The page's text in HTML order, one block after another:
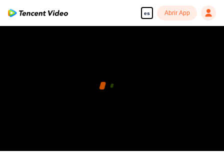
es Abrir App